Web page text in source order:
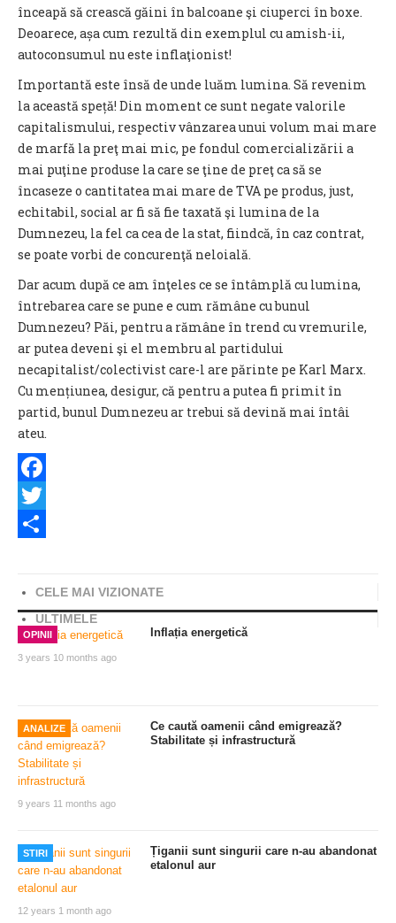
înceapă să crească găini în balcoane şi ciuperci în boxe.
Deoarece, așa cum rezultă din exemplul cu amish-ii,
autoconsumul nu este inflaţionist!
Importantă este însă de unde luăm lumina. Să revenim
la această speță! Din moment ce sunt negate valorile
capitalismului, respectiv vânzarea unui volum mai mare
de marfă la preţ mai mic, pe fondul comercializării a
mai puţine produse la care se ţine de preţ ca să se
încaseze o cantitatea mai mare de TVA pe produs, just,
echitabil, social ar fi să fie taxată şi lumina de la
Dumnezeu, la fel ca cea de la stat, fiindcă, în caz contrat,
se poate vorbi de concurenţă neloială.
Dar acum după ce am înţeles ce se întâmplă cu lumina,
întrebarea care se pune e cum rămâne cu bunul
Dumnezeu? Păi, pentru a rămâne în trend cu vremurile,
ar putea deveni şi el membru al partidului
necapitalist/colectivist care-l are părinte pe Karl Marx.
Cu mențiunea, desigur, că pentru a putea fi primit în
partid, bunul Dumnezeu ar trebui să devină mai întâi
ateu.
Facebook
Twitter
CELE MAI VIZIONATE
ULTIMELE
OPINII
3 years 10 months ago
Inflația energetică
ANALIZE
9 years 11 months ago
Ce caută oamenii când emigrează?
Stabilitate și infrastructură
STIRI
12 years 1 month ago
Țiganii sunt singurii care n-au abandonat
etalonul aur